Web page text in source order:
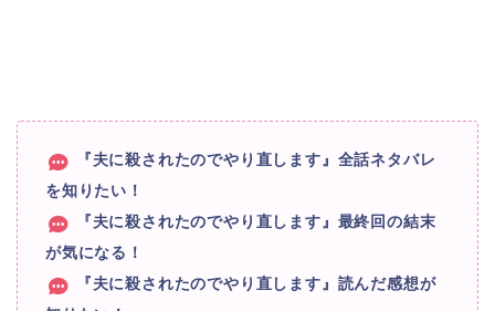
『夫に殺されたのでやり直します』全話ネタバレ
を知りたい！
『夫に殺されたのでやり直します』最終回の結末
が気になる！
『夫に殺されたのでやり直します』読んだ感想が